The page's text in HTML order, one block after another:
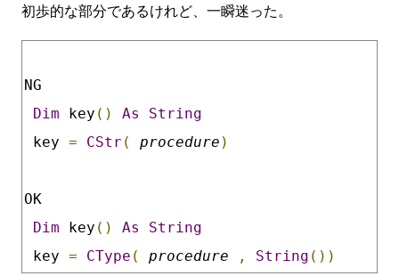
初歩的な部分であるけれど、一瞬迷った。
NG
Dim key () As
String
key = CStr ( procedure )
OK
Dim key () As
String
key = CType ( procedure , String ())